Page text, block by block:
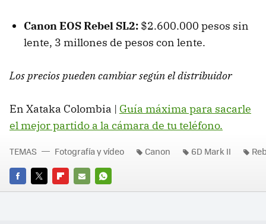
Canon EOS Rebel SL2: $2.600.000 pesos sin
lente, 3 millones de pesos con lente.
Los precios pueden cambiar según el distribuidor
En Xataka Colombia | Guía máxima para sacarle
el mejor partido a la cámara de tu teléfono.
FACEBOOK
TWITTERFLIPBOARD
E-
WHATSAPP
TEMAS Fotografía y vídeo Canon 6D Mark II